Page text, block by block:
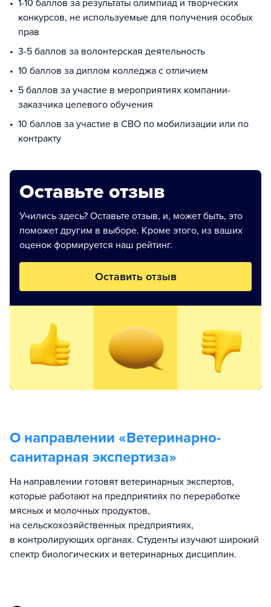
1-10 баллов за результаты олимпиад и творческих
конкурсов, не используемые для получения особых
прав
3-5 баллов за волонтерская деятельность
10 баллов за диплом колледжа с отличием
5 баллов за участие в мероприятиях компании-
заказчика целевого обучения
10 баллов за участие в СВО по мобилизации или по
контракту
Оставьте отзыв
Учились здесь? Оставьте отзыв, и, может быть, это
поможет другим в выборе. Кроме этого, из ваших
оценок формируется наш рейтинг.
Оставить отзыв
О направлении «Ветеринарно-
санитарная экспертиза»
На направлении готовят ветеринарных экспертов,
которые работают на предприятиях по переработке
мясных и молочных продуктов,
на сельскохозяйственных предприятиях,
в контролирующих органах. Студенты изучают широкий
спектр биологических и ветеринарных дисциплин.